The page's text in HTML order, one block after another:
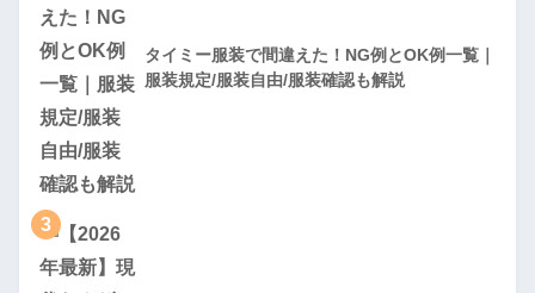
タイミー服装で間違えた！NG例とOK例一覧｜
服装規定/服装自由/服装確認も解説
3